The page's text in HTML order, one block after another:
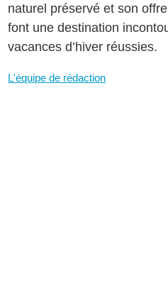
naturel préservé et son
font une destination
vacances d’hiver réussies.
L'équipe de rédaction